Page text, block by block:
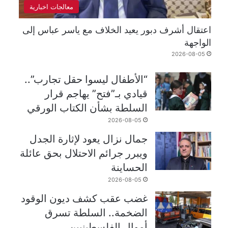
معالجات اخبارية
اعتقال أشرف دبور يعيد الخلاف مع ياسر عباس إلى
الواجهة
2026-08-05
“الأطفال ليسوا حقل تجارب”..
قيادي بـ”فتح” يهاجم قرار
السلطة بشأن الكتاب الورقي
2026-08-05
جمال نزال يعود لإثارة الجدل
ويبرر جرائم الاحتلال بحق عائلة
الحساينة
2026-08-05
غضب عقب كشف ديون الوقود
الضخمة.. السلطة تسرق